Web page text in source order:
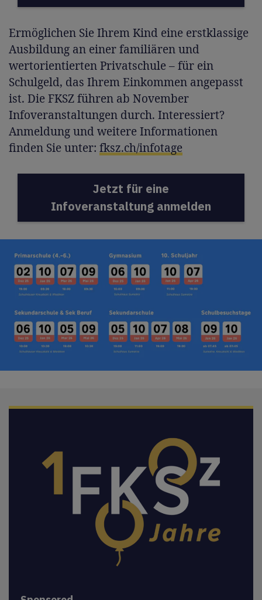
Ermöglichen Sie Ihrem Kind eine erstklassige
Ausbildung an einer familiären und
wertorientierten Privatschule – für ein
Schulgeld, das Ihrem Einkommen angepasst
ist. Die FKSZ führen ab November
Infoveranstaltungen durch. Interessiert?
Anmeldung und weitere Informationen
finden Sie unter: fksz.ch/infotage
Jetzt für eine
Infoveranstaltung anmelden